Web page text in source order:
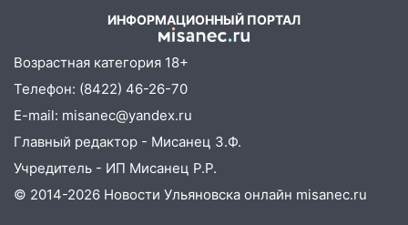
18-летняя девушка без прав
перевернулась на мопеде и попала в
больницу
15:59 Ульяновец отдал более 14
миллионов рублей за криминальное
покровительство
15:32 На «кольце» кроссовер сбил 18-
ИНФОРМАЦИОННЫЙ ПОРТАЛ
Возрастная категория 18+
Телефон: (8422) 46-26-70
E-mail: misanec@yandex.ru
Главный редактор - Мисанец З.Ф.
Учредитель - ИП Мисанец Р.Р.
© 2014-2026 Новости Ульяновска онлайн misanec.ru